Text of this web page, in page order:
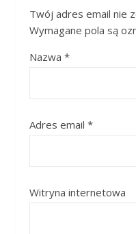
Twój adres email nie
Wymagane pola są
Nazwa *
Adres email *
Witryna internetowa